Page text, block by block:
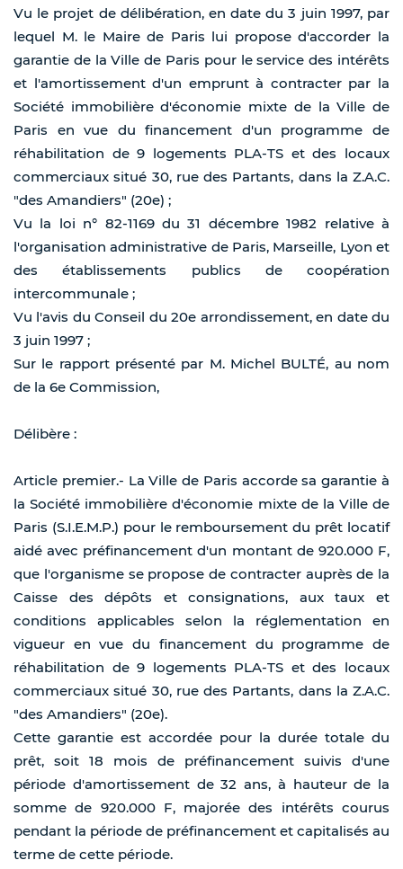
Vu le projet de délibération, en date du 3 juin 1997, par
lequel M. le Maire de Paris lui propose d'accorder la
garantie de la Ville de Paris pour le service des intérêts
et l'amortissement d'un emprunt à contracter par la
Société immobilière d'économie mixte de la Ville de
Paris en vue du financement d'un programme de
réhabilitation de 9 logements PLA-TS et des locaux
commerciaux situé 30, rue des Partants, dans la Z.A.C.
"des Amandiers" (20e) ;
Vu la loi n° 82-1169 du 31 décembre 1982 relative à
l'organisation administrative de Paris, Marseille, Lyon et
des établissements publics de coopération
intercommunale ;
Vu l'avis du Conseil du 20e arrondissement, en date du
3 juin 1997 ;
Sur le rapport présenté par M. Michel BULTÉ, au nom
de la 6e Commission,
Délibère :
Article premier.- La Ville de Paris accorde sa garantie à
la Société immobilière d'économie mixte de la Ville de
Paris (S.I.E.M.P.) pour le remboursement du prêt locatif
aidé avec préfinancement d'un montant de 920.000 F,
que l'organisme se propose de contracter auprès de la
Caisse des dépôts et consignations, aux taux et
conditions applicables selon la réglementation en
vigueur en vue du financement du programme de
réhabilitation de 9 logements PLA-TS et des locaux
commerciaux situé 30, rue des Partants, dans la Z.A.C.
"des Amandiers" (20e).
Cette garantie est accordée pour la durée totale du
prêt, soit 18 mois de préfinancement suivis d'une
période d'amortissement de 32 ans, à hauteur de la
somme de 920.000 F, majorée des intérêts courus
pendant la période de préfinancement et capitalisés au
terme de cette période.